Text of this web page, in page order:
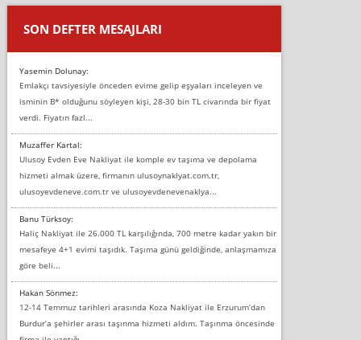
SON DEFTER MESAJLARI
Yasemin Dolunay:
Emlakçı tavsiyesiyle önceden evime gelip eşyaları inceleyen ve
isminin B* olduğunu söyleyen kişi, 28-30 bin TL civarında bir fiyat
verdi. Fiyatın fazl...
Muzaffer Kartal:
Ulusoy Evden Eve Nakliyat ile komple ev taşıma ve depolama
hizmeti almak üzere, firmanın ulusoynaklyat.com.tr,
ulusoyevdeneve.com.tr ve ulusoyevdenevenaklya...
Banu Türksoy:
Haliç Nakliyat ile 26.000 TL karşılığında, 700 metre kadar yakın bir
mesafeye 4+1 evimi taşıdık. Taşıma günü geldiğinde, anlaşmamıza
göre beli...
Hakan Sönmez:
12-14 Temmuz tarihleri arasında Koza Nakliyat ile Erzurum’dan
Burdur’a şehirler arası taşınma hizmeti aldım. Taşınma öncesinde